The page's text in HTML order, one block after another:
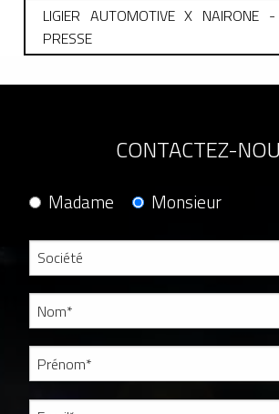
LIGIER AUTOMOTIVE X NAIRONE
PRESSE
CONTACTEZ-
Madame Monsieur